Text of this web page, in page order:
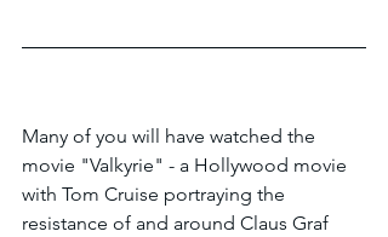
Many of you will have watched the
movie "Valkyrie" - a Hollywood movie
with Tom Cruise portraying the
resistance of and around Claus Graf